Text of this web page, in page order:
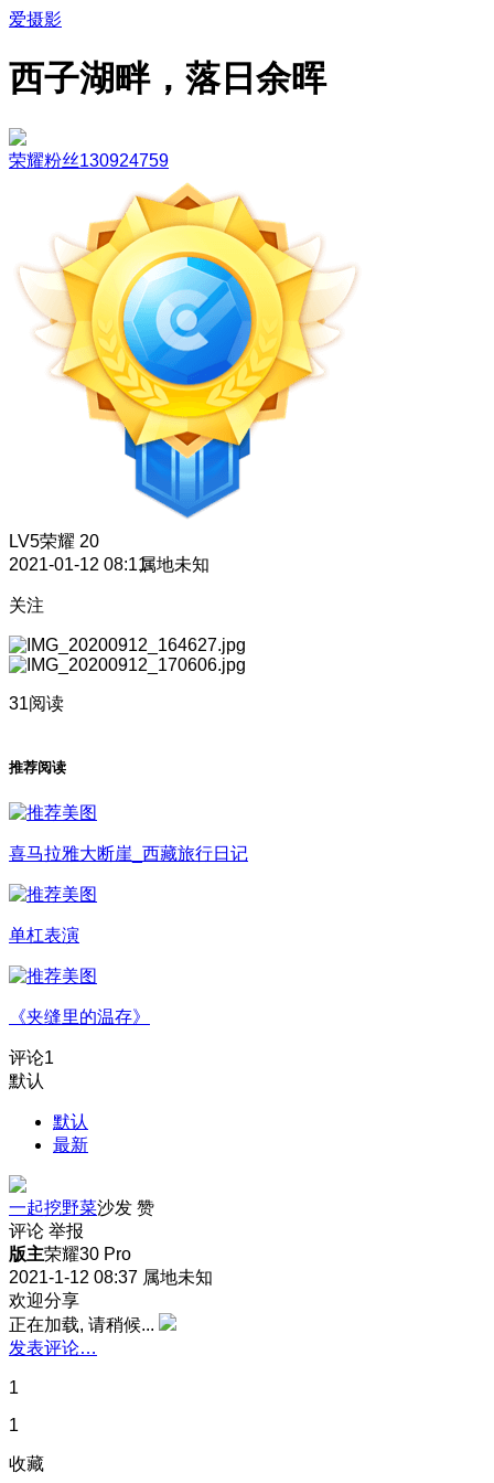
爱摄影
西子湖畔，落日余晖
荣耀粉丝130924759
LV5荣耀 20
2021-01-12 08:11属地未知
关注
31阅读
推荐阅读
喜马拉雅大断崖_西藏旅行日记
单杠表演
《夹缝里的温存》
评论1
默认
默认
最新
一起挖野菜沙发 赞
评论 举报
版主荣耀30 Pro
2021-1-12 08:37 属地未知
欢迎分享
正在加载, 请稍候...
发表评论…
1
1
收藏